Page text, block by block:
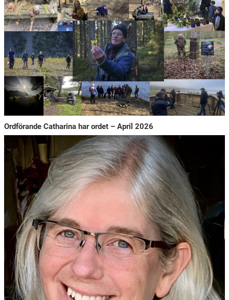
Ordförande Catharina har ordet – April 2026